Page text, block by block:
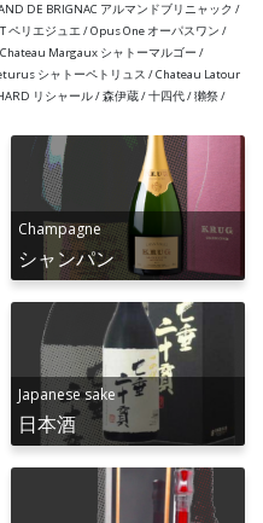
DE BRIGNAC アルマンドブリニャック /
ペリエジュエ / Opus One オーパスワン /
Margaux シャトーマルゴー /
シャトーペトリュス / Chateau Latour
リシャール / 森伊蔵 / 十四代 / 獺祭 /
Champagne
シャンパン
Japanese sake
日本酒